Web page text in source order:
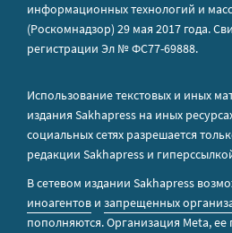
информационных технологий и
(Роскомнадзор) 29 мая 2017 года.
регистрации Эл № ФС77-69888.
Использование текстовых и иных
издания Sakhapress на иных
социальных сетях разрешается
редакции Sakhapress и
В сетевом издании Sakhapress
иноагентов и запрещенных
пополняются. Организация Metа,